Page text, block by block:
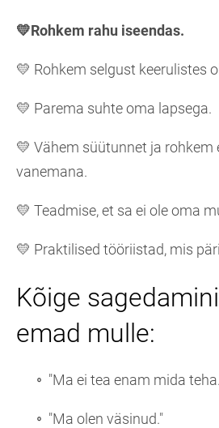
💛Rohkem rahu iseendas.
💛 Rohkem selgust keerulistes
💛 Parema suhte oma lapsega.
💛 Vähem süütunnet ja rohkem
vanemana.
💛 Teadmise, et sa ei ole oma
💛 Praktilised tööriistad, mis
Kõige
emad mulle:
"Ma ei tea enam mida
"Ma olen väsinud."